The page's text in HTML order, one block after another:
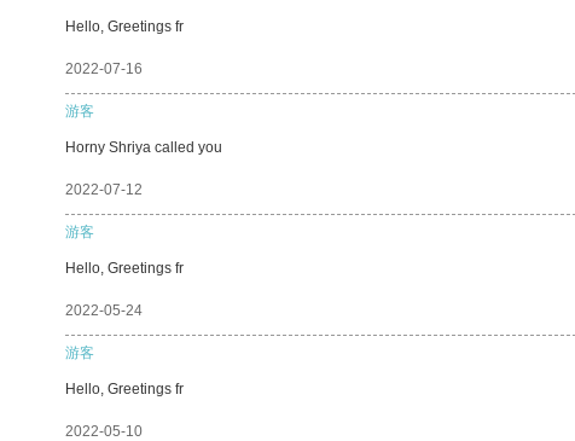
Hello, Greetings fr
2022-07-16
游客
Horny Shriya called you
2022-07-12
游客
Hello, Greetings fr
2022-05-24
游客
Hello, Greetings fr
2022-05-10